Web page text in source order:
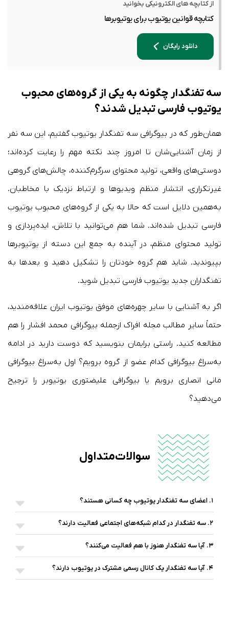
از کتابچه های الکترونیکی بخوانید
کتابچه قوانین یوتیوب برای یوتیوبرها
دانلود رایگان
سه تفنگدار چگونه به یکی از گروه‌های محبوب
یوتیوب فارسی تبدیل شدند؟
همان‌طور که در بیوگرافی سه تفنگدار یوتیوب گفتیم، این سه نفر
از زمان آشنایی‌شان تا امروز چند نکته مهم را رعایت کرده‌اند؛
دوستی‌های واقعی، تولید محتوای سرگرم‌کننده، چالش‌های گروهی
غیرتکراری، انتشار منظم ویدیوها و ارتباط نزدیک با مخاطبان.
به‌همین دلایل است که حالا به یکی از گروه‌های محبوب یوتیوب
فارسی تبدیل شده‌اند. شما هم می‌توانید با تلاش، ایده‌پردازی و
تولید محتوای منظم، در آینده به جمع این دسته از یوتیوبرها
بپیوندید. شاید هم گروه خودتان را تشکیل دهید و بعدها به
تفنگداران جدید یوتیوب فارسی تبدیل شوید.
اگر به آشنایی با سایر چهره‌های موفق یوتیوب ایران علاقه‌مندید،
حتماً سایر مطالب مجله افراک ازجمله بیوگرافی محمد افشار را هم
مطالعه کنید. راستی برایمان بنویسید که دوست دارید در ادامه
به‌سراغ بیوگرافی کدام عضو از گروه برویم؟ اول به‌سراغ بیوگرافی
مانی انصاری برویم یا بیوگرافی علیضتوری یوتیوبر را ترجیح
می‌دهید؟
سوالات متداول
۱. اعضای سه تفنگدار یوتیوب چه کسانی هستند؟
۲. سه تفنگدار در کدام شبکه‌های اجتماعی فعالیت دارند؟
۳. آیا سه تفنگدار هنوز با هم فعالیت می‌کنند؟
۴. آیا سه تفنگدار یک کانال رسمی مشترک در یوتیوب دارند؟